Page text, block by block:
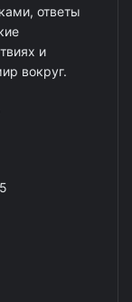
ответы
и
вокруг.